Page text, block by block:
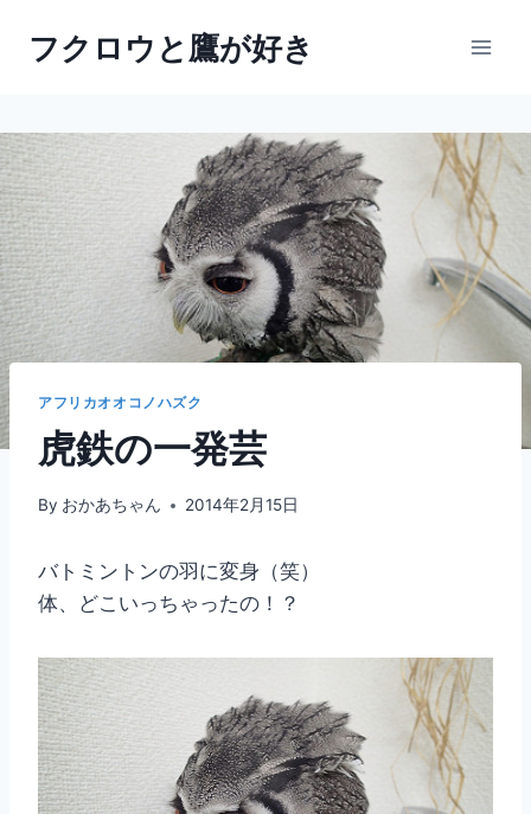
キ
ッ
プ
フクロウと鷹が好き
アフリカオオコノハズク
虎鉄の一発芸
By おかあちゃん 2014年2月15日
バトミントンの羽に変身（笑）
体、どこいっちゃったの！？